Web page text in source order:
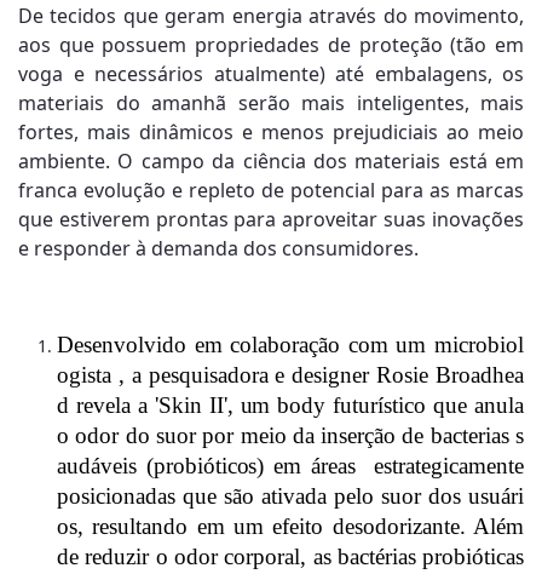
De tecidos que geram energia através do movimento,
aos que possuem propriedades de proteção (tão em
voga e necessários atualmente) até embalagens, os
materiais do amanhã serão mais inteligentes, mais
fortes, mais dinâmicos e menos prejudiciais ao meio
ambiente. O campo da ciência dos materiais está em
franca evolução e repleto de potencial para as marcas
que estiverem prontas para aproveitar suas inovações
e responder à demanda dos consumidores.
Desenvolvido em colaboração com um microbiol
ogista , a pesquisadora e designer Rosie Broadhea
d revela a 'Skin II', um body futurístico que anula
o odor do suor por meio da inserção de bacterias s
audáveis (probióticos) em áreas estrategicamente
posicionadas que são ativada pelo suor dos usuári
os, resultando em um efeito desodorizante. Além
de reduzir o odor corporal, as bactérias probióticas